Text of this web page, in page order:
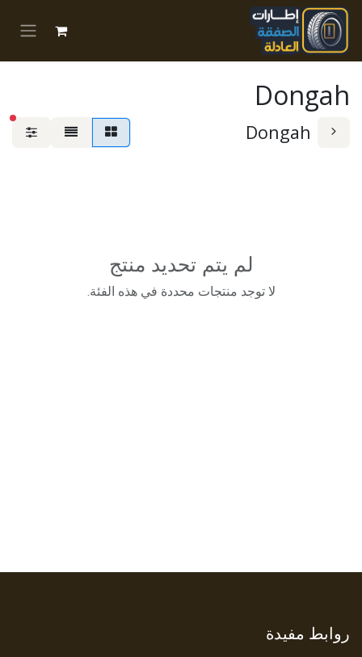
تخطي للذهاب إلى المحتوى
Dongah
Dongah
لم يتم تحديد منتج
لا توجد منتجات محددة في هذه الفئة.
روابط مفيدة